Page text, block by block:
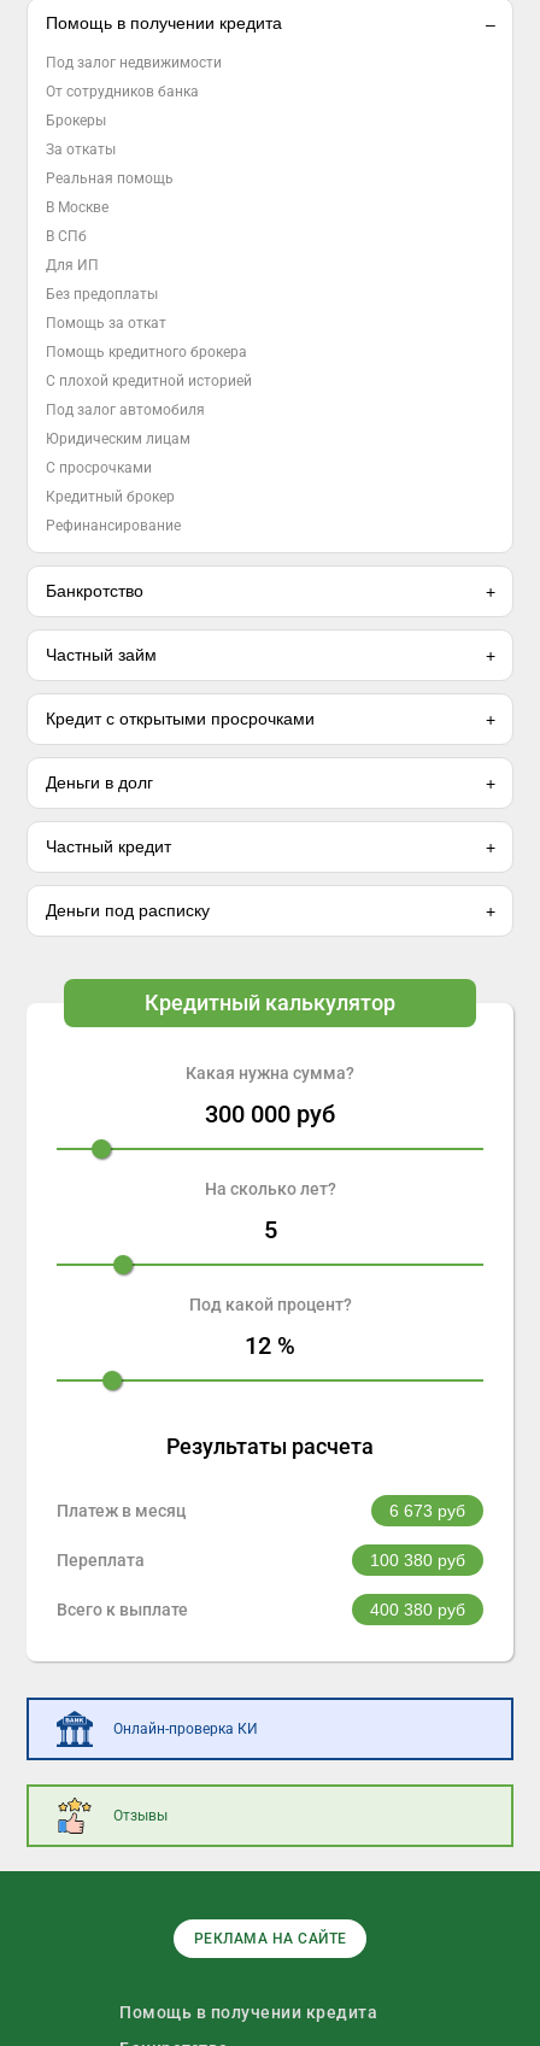
Помощь в получении кредита
Под залог недвижимости
От сотрудников банка
Брокеры
За откаты
Реальная помощь
В Москве
В СПб
Для ИП
Без предоплаты
Помощь за откат
Помощь кредитного брокера
С плохой кредитной историей
Под залог автомобиля
Юридическим лицам
С просрочками
Кредитный брокер
Рефинансирование
Банкротство
Частный займ
Кредит с открытыми просрочками
Деньги в долг
Частный кредит
Деньги под расписку
Кредитный калькулятор
Какая нужна сумма?
300 000 руб
На сколько лет?
5
Под какой процент?
12 %
Результаты расчета
Платеж в месяц 6 673 руб
Переплата 100 380руб
Всего к выплате 400 380руб
Онлайн-проверка КИ
Отзывы
РЕКЛАМА НА САЙТЕ
Помощь в получении кредита